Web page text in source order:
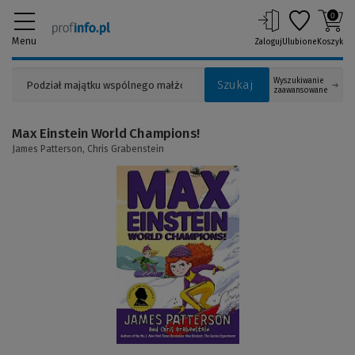
Menu
Szukaj
Wyszukiwanie
zaawansowane
ZalogujUlubione
0
Koszyk
(Link
innej
strony)
Max Einstein World Champions!
James Patterson, Chris Grabenstein